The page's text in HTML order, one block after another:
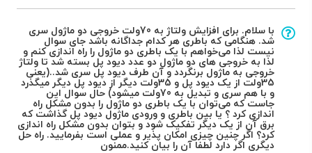
با سلام. برای افزایش ولتاژ به 70ولت خروجی دو ماژول سری
شد. هنگامی که باطری هر کدام جداگانه باشد جای سوال
نیست لذا می‌خواهم با یک باطری دو ماژول را راه اندازی کنم و
لذا به خروجی های دو ماژول دو عدد دیود پل بسته شد تا ولتاژ
خروجی به ماژول برنگردد و آن طرف دیود پل سری شد..(یعنی
35ولت از یک دیود پل و 35ولت دیگر از دیود پل دیگر میگذرد
و با هم سری و تبدیل به 70ولت میشود) حال سوال این
جاست که می‌توان با یک باطری دو ماژول را بدون مشکل راه
اندازی کرد ؟ یا بین باطری و ورودی ماژول دیود پل گذاشت که
برق آن از یک دیگر تفکیک شود و بتوان بدون مشکل راه اندازی
کرد؟ اگر چنین چیزی امکان پذیر و عملی است بفرمایید. راه حل
دیگری اگر دارد لطفا آن را بیان کنید.ممنون